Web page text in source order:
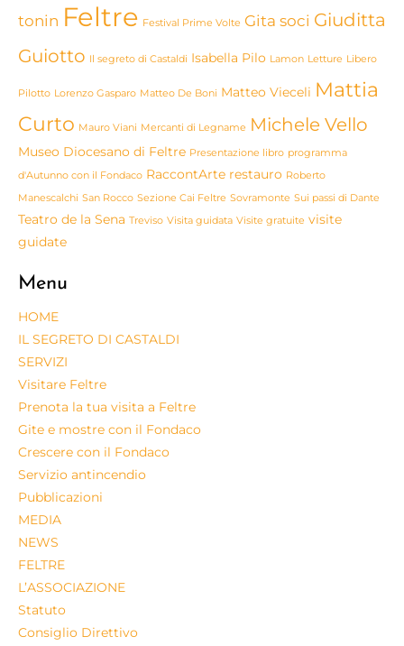
tonin Feltre Festival Prime Volte Gita soci Giuditta
Guiotto Il segreto di Castaldi Isabella Pilo Lamon Letture Libero
Pilotto Lorenzo Gasparo Matteo De Boni Matteo Vieceli Mattia
Curto Mauro Viani Mercanti di Legname Michele Vello
Museo Diocesano di Feltre Presentazione libro programma
d'Autunno con il Fondaco RaccontArte restauro Roberto
Manescalchi San Rocco Sezione Cai Feltre Sovramonte Sui passi di Dante
Teatro de la Sena Treviso Visita guidata Visite gratuite visite
guidate
Menu
HOME
IL SEGRETO DI CASTALDI
SERVIZI
Visitare Feltre
Prenota la tua visita a Feltre
Gite e mostre con il Fondaco
Crescere con il Fondaco
Servizio antincendio
Pubblicazioni
MEDIA
NEWS
FELTRE
L’ASSOCIAZIONE
Statuto
Consiglio Direttivo